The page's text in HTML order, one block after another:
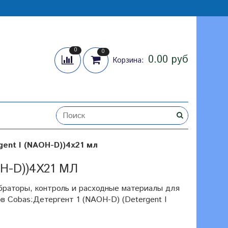
0 0
Корзина: 0.00 руб
I (NAOH-D))4х21 мл
D))4Х21 МЛ
контроль и расходные материалы для
Cobas:Детергент 1 (NAOH-D) (Detergent I